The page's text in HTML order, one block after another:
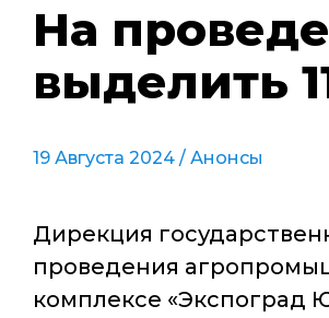
На
выделить
19 Августа 2024 / Анонсы
Дирекция
проведения
комплексе «Экспоград